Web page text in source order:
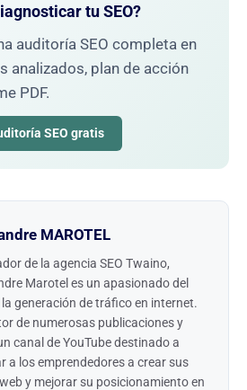
tu SEO?
auditoría SEO completa en
analizados, plan de acción
PDF.
SEO gratis
MAROTEL
de la agencia SEO Twaino,
Marotel es un apasionado del
la generación de tráfico en internet.
de numerosas publicaciones y
canal de YouTube destinado a
a los emprendedores a crear sus
y mejorar su posicionamiento en